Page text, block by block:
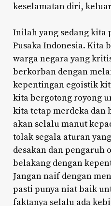
keselamatan diri,
Inilah yang sedang kita
Pusaka Indonesia. Kita
warga negara yang
berkorban dengan
kepentingan egoistik
kita bergotong royong
kita tetap merdeka dan
akan selalu manut
tolak segala aturan
desakan dan pengaruh
belakang dengan
Jangan naif dengan
pasti punya niat baik
faktanya selalu ada